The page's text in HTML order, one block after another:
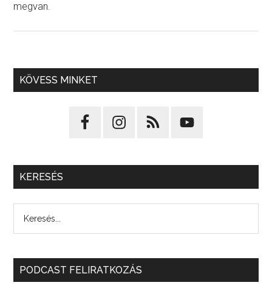
megvan.
KÖVESS MINKET
KERESÉS
PODCAST FELIRATKOZÁS